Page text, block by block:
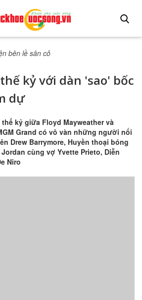
bên lề sân cỏ
kỷ với dàn 'sao' bốc
dự
kỷ giữa Floyd Mayweather và
Grand có vô vàn những người nổi
Drew Barrymore, Huyền thoại bóng
cùng vợ Yvette Prieto, Diễn
Niro